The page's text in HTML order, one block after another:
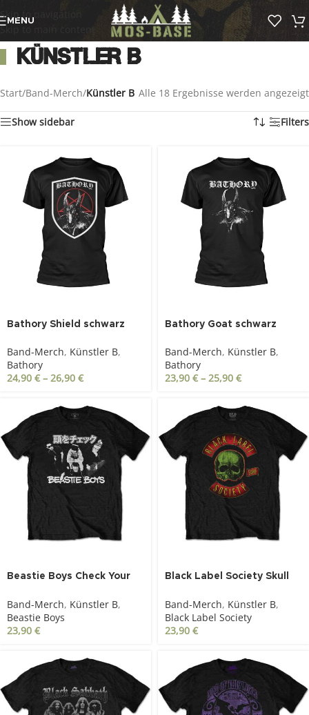
Skip to navigation
Skip to main content
MENU
Künstler B
Start/Band-Merch/Künstler B Alle 18 Ergebnisse werden angezeigt
Show sidebar Filters
Bathory Shield schwarz
Band-Merch, Künstler B,
Bathory
24,90 €– 26,90 €
Bathory Goat schwarz
Band-Merch, Künstler B,
Bathory
23,90 €– 25,90 €
Beastie Boys Check Your
Band-Merch, Künstler B,
Beastie Boys
23,90 €
Black Label Society Skull
Band-Merch, Künstler B,
Black Label Society
23,90 €